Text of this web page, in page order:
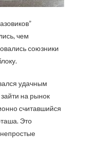
чем
союзники
удачным
на рынок
считавшийся
Это